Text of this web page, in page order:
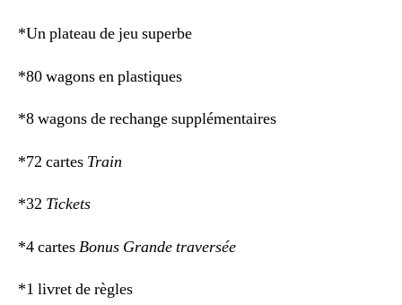
*Un plateau de jeu superbe
*80 wagons en plastiques
*8 wagons de rechange supplémentaires
*72 cartes Train
*32 Tickets
*4 cartesBonus Grande traversée
*1 livret de règles